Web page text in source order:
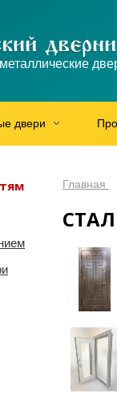
двери
Главная